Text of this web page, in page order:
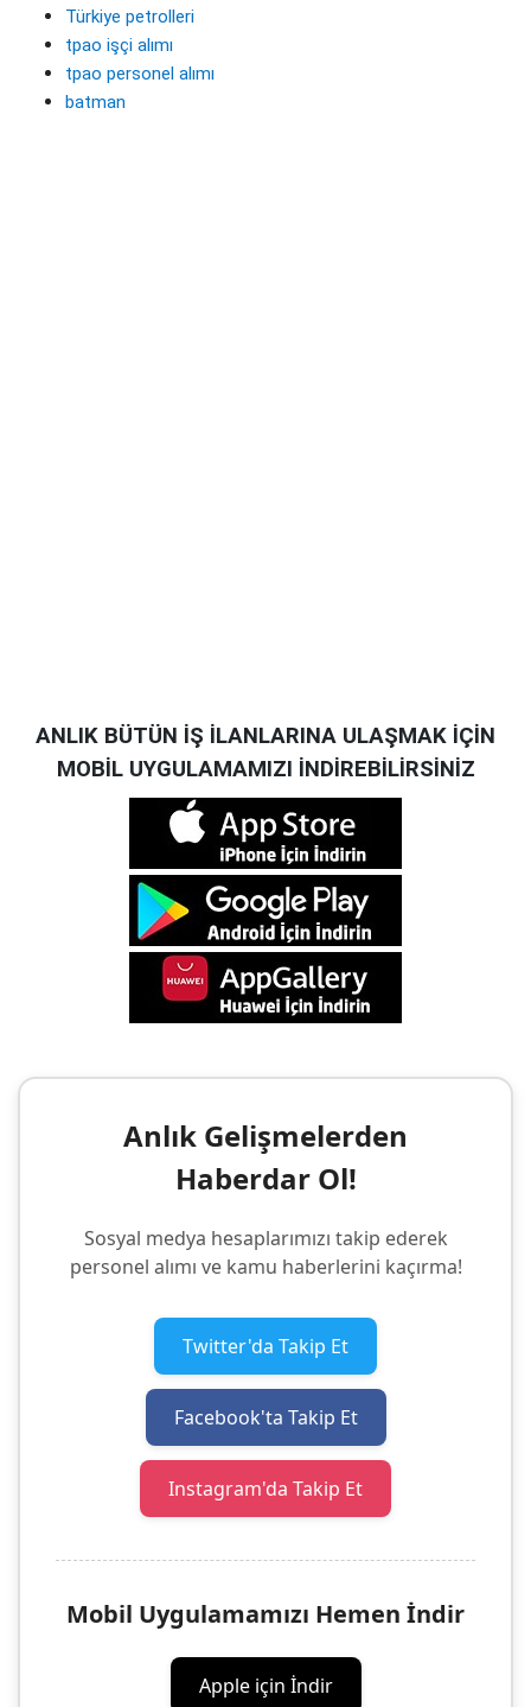
Türkiye petrolleri
tpao işçi alımı
tpao personel alımı
batman
ANLIK BÜTÜN İŞ İLANLARINA ULAŞMAK İÇİN
MOBİL UYGULAMAMIZI İNDİREBİLİRSİNİZ
Anlık Gelişmelerden
Haberdar Ol!
Sosyal medya hesaplarımızı takip ederek
personel alımı ve kamu haberlerini kaçırma!
Twitter'da Takip Et
Facebook'ta Takip Et
Instagram'da Takip Et
Mobil Uygulamamızı Hemen İndir
Apple için İndir